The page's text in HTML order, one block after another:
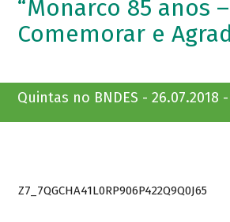
“Monarco 85 anos –
Comemorar e
Quintas no BNDES - 26.07.2018
Z7_7QGCHA41L0RP906P422Q9Q0J65